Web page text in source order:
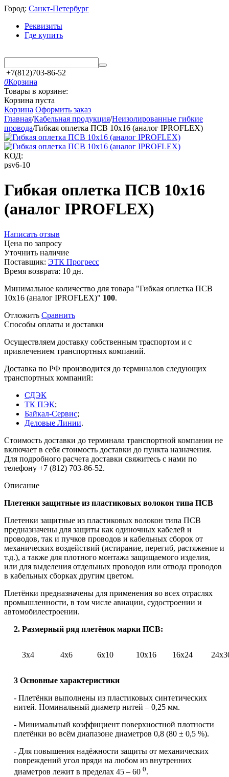
Город: Санкт-Петербург
Реквизиты
Где купить
+7(812)703-86-52
0Корзина
Товары в корзине:
Корзина пуста
Корзина Оформить заказ
Главная/Кабельная продукция/Неизолированные гибкие
провода/Гибкая оплетка ПСВ 10х16 (аналог IPROFLEX)
КОД:
psv6-10
Гибкая оплетка ПСВ 10х16
(аналог IPROFLEX)
Написать отзыв
Цена по запросу
Уточнить наличие
Поставщик: ЭТК Прогресс
Время возврата: 10 дн.
Минимальное количество для товара "Гибкая оплетка ПСВ
10х16 (аналог IPROFLEX)" 100.
Отложить Сравнить
Способы оплаты и доставки
Осуществляем доставку собственным траспортом и с
привлечением транспортных компаний.
Доставка по РФ производится до терминалов следующих
транспортных компаний:
СДЭК
ТК ПЭК;
Байкал-Сервис;
Деловые Линии.
Стоимость доставки до терминала транспортной компании не
включает в себя стоимость доставки до пункта назначения.
Для подробного расчета доставки свяжитесь с нами по
телефону +7 (812) 703-86-52.
Описание
Плетенки защитные из пластиковых волокон типа ПСВ
Плетенки защитные из пластиковых волокон типа ПСВ
предназначены для защиты как одиночных кабелей и
проводов, так и пучков проводов и кабельных сборок от
механических воздействий (истирание, перегиб, растяжение и
т.д.), а также для плотного монтажа защищаемого изделия,
или для выделения отдельных проводов или отвода проводов
в кабельных сборках другим цветом.
Плетёнки предназначены для применения во всех отраслях
промышленности, в том числе авиации, судостроении и
автомобилестроении.
2. Размерный ряд плетёнок марки ПСВ:
3х4 4х6 6х10 10х16 16х24
3 Основные характеристики
- Плетёнки выполнены из пластиковых синтетических
нитей. Номинальный диаметр нитей – 0,25 мм.
- Минимальный коэффициент поверхностной плотности
плетёнки во всём диапазоне диаметров 0,8 (80 ± 0,5 %).
- Для повышения надёжности защиты от механических
повреждений угол пряди на любом из внутренних
диаметров лежит в пределах 45 – 60 0.